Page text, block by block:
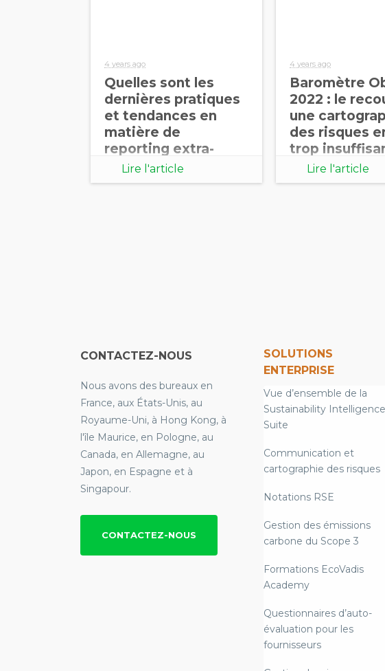
4 years ago
Quelles sont les
dernières pratiques
et tendances en
matière de
reporting extra-
financier en France?
Lire l'article
4 years ago
Baromètre
2022 : le
une
des risques
trop
Lire l'article
CONTACTEZ-NOUS
Nous avons des bureaux en
France, aux États-Unis, au
Royaume-Uni, à Hong Kong, à
l'île Maurice, en Pologne, au
Canada, en Allemagne, au
Japon, en Espagne et à
Singapour.
CONTACTEZ-NOUS
SOLUTIONS
ENTERPRISE
Vue d’ensemble de la
Sustainability Intelligence
Suite
Communication et
cartographie des risques
Notations RSE
Gestion des émissions
carbone du Scope 3
Formations EcoVadis
Academy
Questionnaires d’auto-
évaluation pour les
fournisseurs